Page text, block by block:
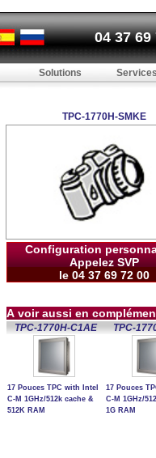
TPC-1770H-SMKE
Configuration
Appelez SVP
le 04 37 69 72 00
A voir aussi en
TPC-1770H-C1AE TPC-
17 Pouces TPC with Intel
C-M 1GHz/512k cache &
512K RAM
17 Pouces
C-M 1GHz/
1G RAM
Solutions
04 37 69